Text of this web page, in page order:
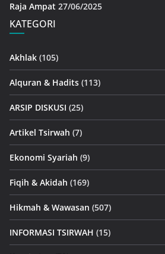
Raja Ampat 27/06/2025
KATEGORI
Akhlak (105)
Alquran & Hadits (113)
ARSIP DISKUSI (25)
Artikel Tsirwah (7)
Ekonomi Syariah (9)
Fiqih & Akidah (169)
Hikmah & Wawasan (507)
INFORMASI TSIRWAH (15)